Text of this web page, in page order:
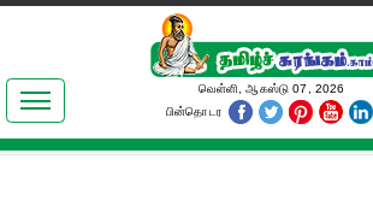
இலக்கியங்கள்
தமிழ் உலகம்
வெள்ளி, ஆகஸ்டு 07, 2026
பின்தொடர